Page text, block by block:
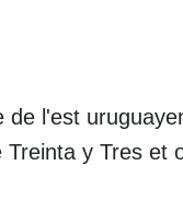
l'est
y Tres